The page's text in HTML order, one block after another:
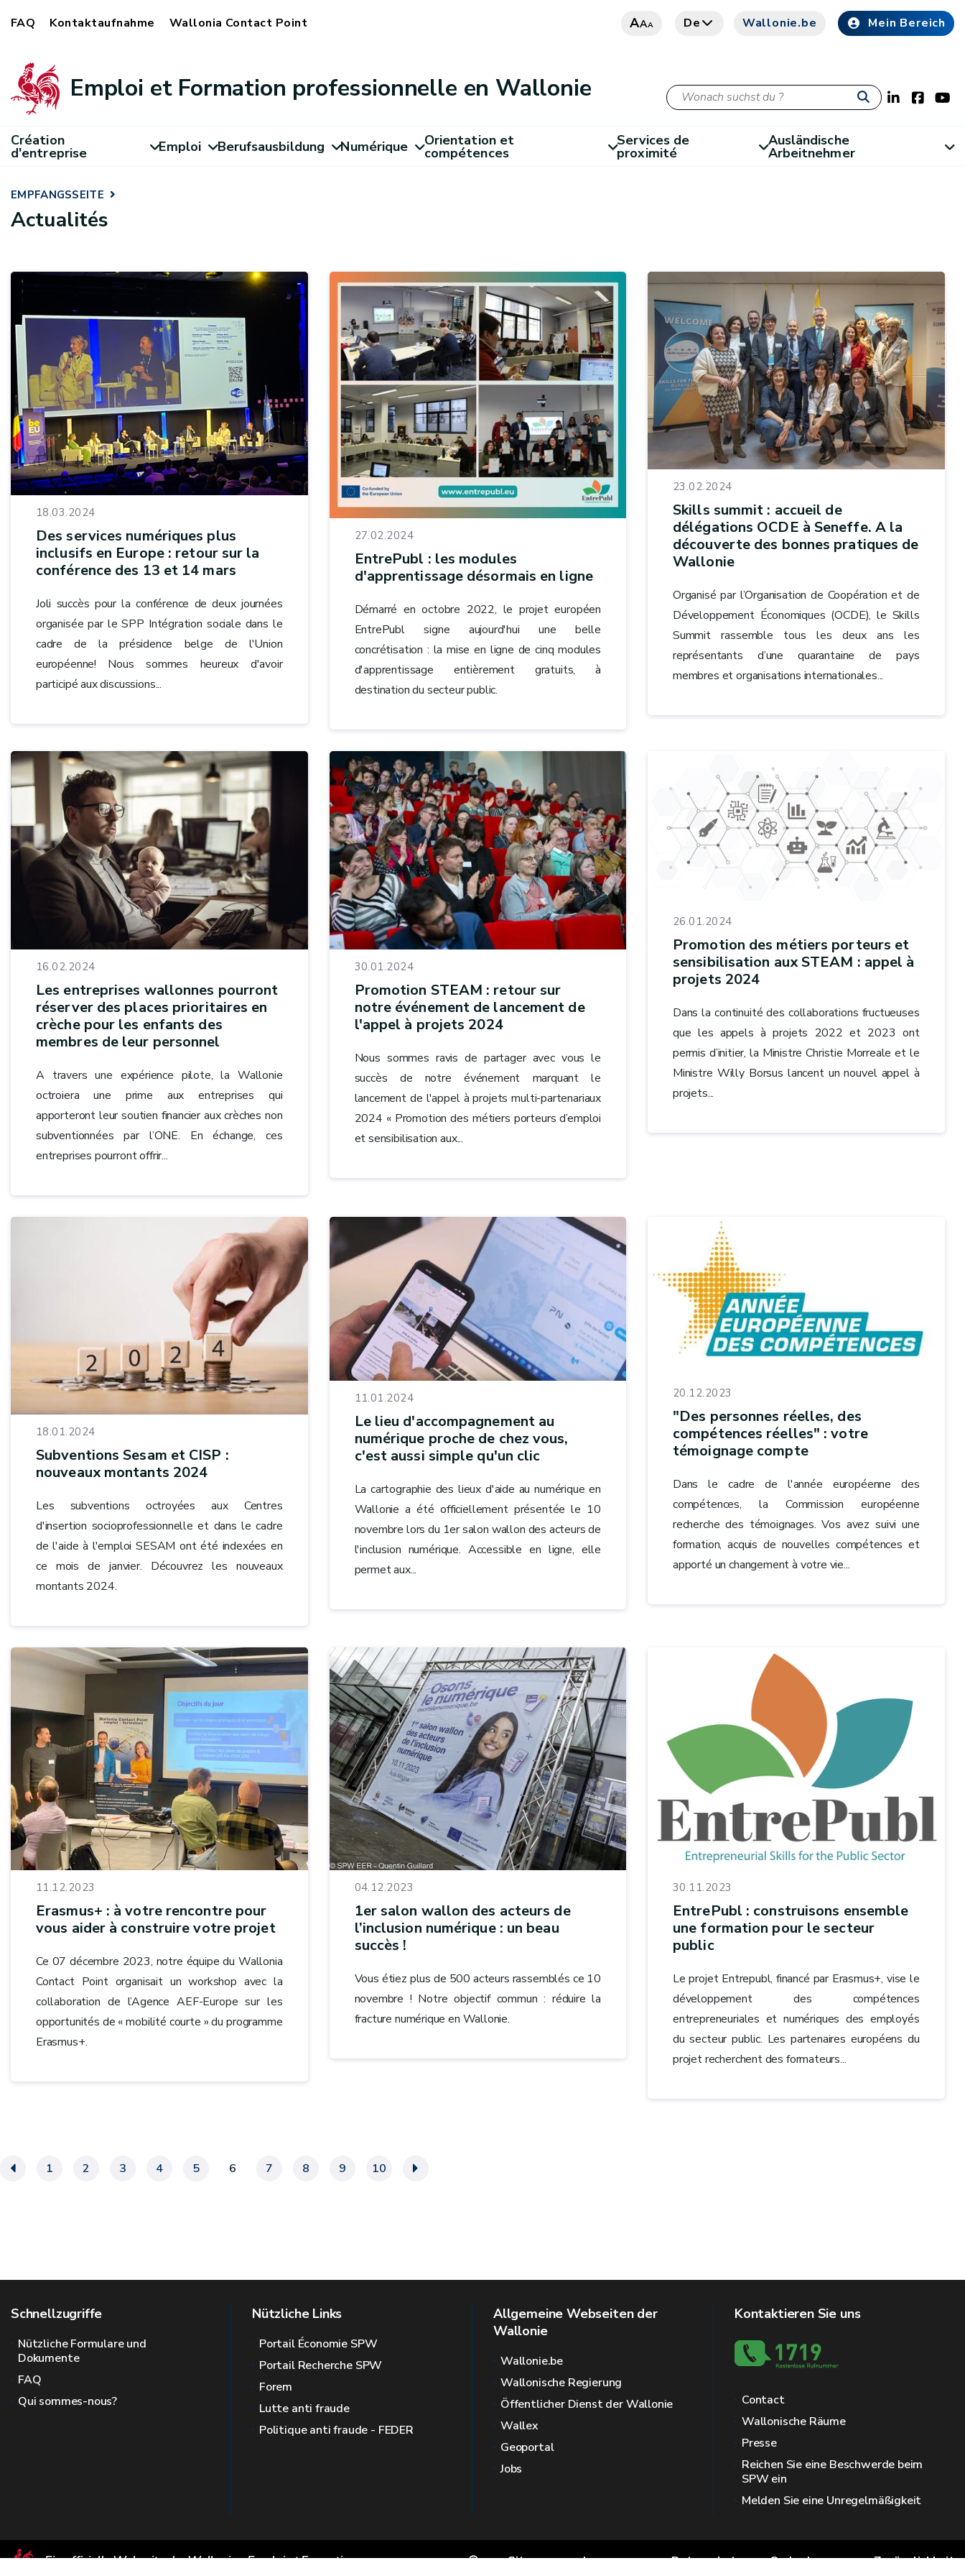
FAQ Kontaktaufnahme Wallonia Contact Point AAA De Wallonie.be Mein Bereich
Emploi et Formation professionnelle en Wallonie
Création
d'entreprise Emploi Berufsausbildung Numérique Orientation et
compétences
Services de
proximité
Ausländische
Arbeitnehmer
EMPFANGSSEITE
Actualités
18.03.2024
Des services numériques plus
inclusifs en Europe : retour sur la
conférence des 13 et 14 mars
Joli succès pour la conférence de deux journées
organisée par le SPP Intégration sociale dans le
cadre de la présidence belge de l'Union
européenne! Nous sommes heureux d'avoir
participé aux discussions...
27.02.2024
EntrePubl : les modules
d'apprentissage désormais en ligne
Démarré en octobre 2022, le projet européen
EntrePubl signe aujourd'hui une belle
concrétisation : la mise en ligne de cinq modules
d'apprentissage entièrement gratuits, à
destination du secteur public.
23.02.2024
Skills summit : accueil de
délégations OCDE à Seneffe. A la
découverte des bonnes pratiques de
Wallonie
Organisé par l’Organisation de Coopération et de
Développement Économiques (OCDE), le Skills
Summit rassemble tous les deux ans les
représentants d’une quarantaine de pays
membres et organisations internationales...
16.02.2024
Les entreprises wallonnes pourront
réserver des places prioritaires en
crèche pour les enfants des
membres de leur personnel
A travers une expérience pilote, la Wallonie
octroiera une prime aux entreprises qui
apporteront leur soutien financier aux crèches non
subventionnées par l’ONE. En échange, ces
entreprises pourront offrir...
30.01.2024
Promotion STEAM : retour sur
notre événement de lancement de
l'appel à projets 2024
Nous sommes ravis de partager avec vous le
succès de notre événement marquant le
lancement de l'appel à projets multi-partenariaux
2024 « Promotion des métiers porteurs d’emploi
et sensibilisation aux...
26.01.2024
Promotion des métiers porteurs et
sensibilisation aux STEAM : appel à
projets 2024
Dans la continuité des collaborations fructueuses
que les appels à projets 2022 et 2023 ont
permis d’initier, la Ministre Christie Morreale et le
Ministre Willy Borsus lancent un nouvel appel à
projets...
18.01.2024
Subventions Sesam et CISP :
nouveaux montants 2024
Les subventions octroyées aux Centres
d'insertion socioprofessionnelle et dans le cadre
de l'aide à l'emploi SESAM ont été indexées en
ce mois de janvier. Découvrez les nouveaux
montants 2024.
11.01.2024
Le lieu d'accompagnement au
numérique proche de chez vous,
c'est aussi simple qu'un clic
La cartographie des lieux d'aide au numérique en
Wallonie a été officiellement présentée le 10
novembre lors du 1er salon wallon des acteurs de
l'inclusion numérique. Accessible en ligne, elle
permet aux...
20.12.2023
"Des personnes réelles, des
compétences réelles" : votre
témoignage compte
Dans le cadre de l'année européenne des
compétences, la Commission européenne
recherche des témoignages. Vos avez suivi une
formation, acquis de nouvelles compétences et
apporté un changement à votre vie...
11.12.2023
Erasmus+ : à votre rencontre pour
vous aider à construire votre projet
Ce 07 décembre 2023, notre équipe du Wallonia
Contact Point organisait un workshop avec la
collaboration de l’Agence AEF-Europe sur les
opportunités de « mobilité courte » du programme
Erasmus+.
04.12.2023
1er salon wallon des acteurs de
l’inclusion numérique : un beau
succès !
Vous étiez plus de 500 acteurs rassemblés ce 10
novembre ! Notre objectif commun : réduire la
fracture numérique en Wallonie.
30.11.2023
EntrePubl : construisons ensemble
une formation pour le secteur
public
Le projet Entrepubl, financé par Erasmus+, vise le
développement des compétences
entrepreneuriales et numériques des employés
du secteur public. Les partenaires européens du
projet recherchent des formateurs...
« 1 2 3 4 5 6 7 8 9 10 »
Schnellzugriffe
Nützliche Formulare und
Dokumente
FAQ
Qui sommes-nous?
Nützliche Links
Portail Économie SPW
Portail Recherche SPW
Forem
Lutte anti fraude
Politique anti fraude - FEDER
Allgemeine Webseiten der
Wallonie
Wallonie.be
Wallonische Regierung
Öffentlicher Dienst der Wallonie
Wallex
Geoportal
Jobs
Kontaktieren Sie uns
Contact
Wallonische Räume
Presse
Reichen Sie eine Beschwerde beim
SPW ein
Melden Sie eine Unregelmäßigkeit
Ein offizielle Webseite der Wallonie - Emploi et Formation 🍪 Sitemap Impressum Datenschutz Ombudsmann Zugänglichkeit